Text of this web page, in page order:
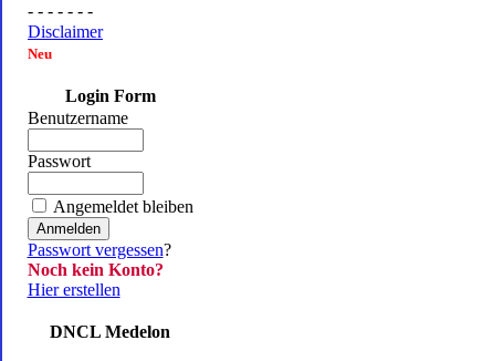
- - - - - - -
Disclaimer
Neu
Login Form
Benutzername
Passwort
Angemeldet bleiben
Passwort vergessen?
Noch kein Konto?
Hier erstellen
DNCL Medelon